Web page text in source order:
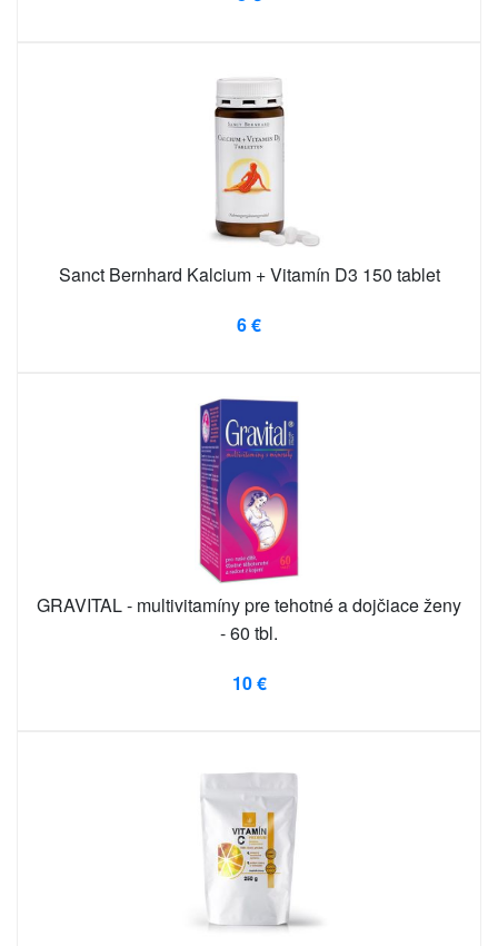
Sanct Bernhard Kalcium + Vitamín D3 150 tablet
6 €
GRAVITAL - multivitamíny pre tehotné a dojčiace ženy
- 60 tbl.
10 €